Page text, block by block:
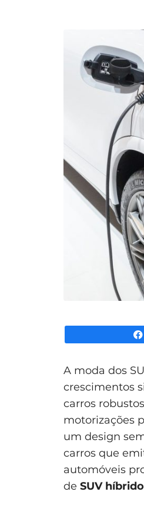
A moda dos
crescimentos
carros
motorizações
um design
carros que
automóveis
de SUV